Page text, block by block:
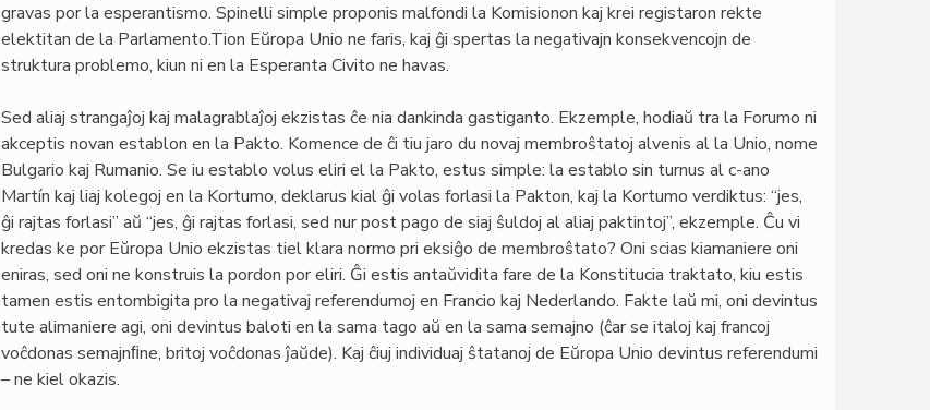
gravas por la esperantismo. Spinelli simple proponis malfondi la Komisionon kaj krei registaron rekte
elektitan de la Parlamento.Tion Eŭropa Unio ne faris, kaj ĝi spertas la negativajn konsekvencojn de
struktura problemo, kiun ni en la Esperanta Civito ne havas.
Sed aliaj strangaĵoj kaj malagrablaĵoj ekzistas ĉe nia dankinda gastiganto. Ekzemple, hodiaŭ tra la Forumo ni
akceptis novan establon en la Pakto. Komence de ĉi tiu jaro du novaj membroŝtatoj alvenis al la Unio, nome
Bulgario kaj Rumanio. Se iu establo volus eliri el la Pakto, estus simple: la establo sin turnus al c-ano
Martín kaj liaj kolegoj en la Kortumo, deklarus kial ĝi volas forlasi la Pakton, kaj la Kortumo verdiktus: “jes,
ĝi rajtas forlasi” aŭ “jes, ĝi rajtas forlasi, sed nur post pago de siaj ŝuldoj al aliaj paktintoj”, ekzemple. Ĉu vi
kredas ke por Eŭropa Unio ekzistas tiel klara normo pri eksiĝo de membroŝtato? Oni scias kiamaniere oni
eniras, sed oni ne konstruis la pordon por eliri. Ĝi estis antaŭvidita fare de la Konstitucia traktato, kiu estis
tamen estis entombigita pro la negativaj referendumoj en Francio kaj Nederlando. Fakte laŭ mi, oni devintus
tute alimaniere agi, oni devintus baloti en la sama tago aŭ en la sama semajno (ĉar se italoj kaj francoj
voĉdonas semajnﬁne, britoj voĉdonas ĵaŭde). Kaj ĉiuj individuaj ŝtatanoj de Eŭropa Unio devintus referendumi
– ne kiel okazis.